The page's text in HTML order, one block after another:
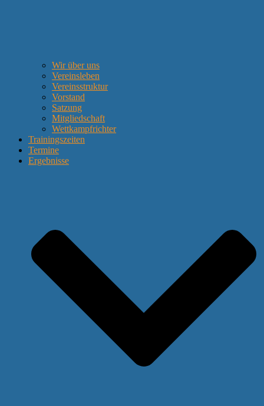
Wir über uns
Vereinsleben
Vereinsstruktur
Vorstand
Satzung
Mitgliedschaft
Wettkampfrichter
Trainingszeiten
Termine
Ergebnisse